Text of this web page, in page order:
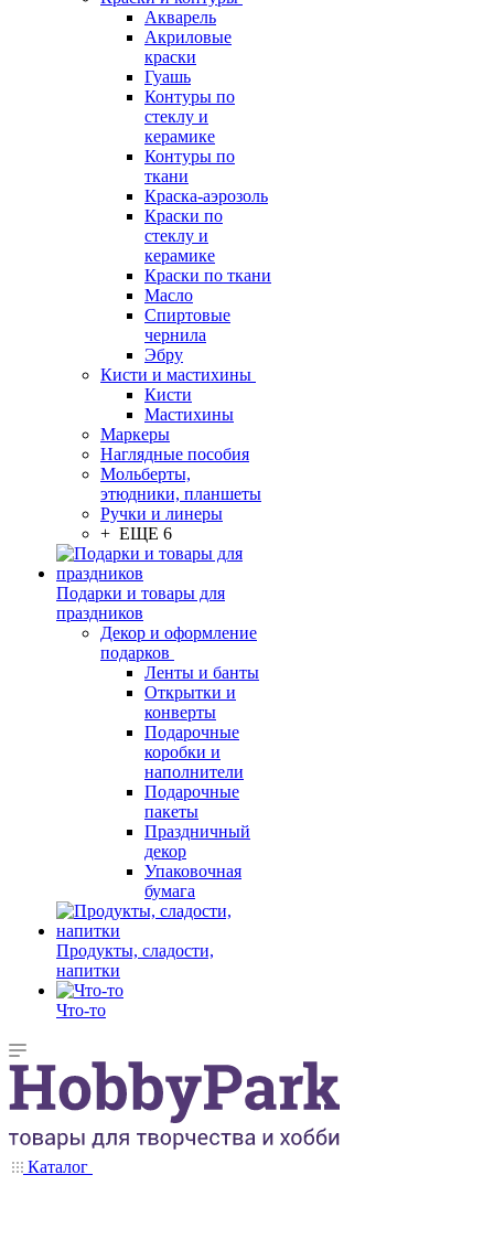
Акварель
Акриловые
краски
Гуашь
Контуры по
стеклу и
керамике
Контуры по
ткани
Краска-аэрозоль
Краски по
стеклу и
керамике
Краски по ткани
Масло
Спиртовые
чернила
Эбру
Кисти и мастихины
Кисти
Мастихины
Маркеры
Наглядные пособия
Мольберты,
этюдники, планшеты
Ручки и линеры
+ ЕЩЕ 6
Подарки и товары для
праздников
Декор и оформление
подарков
Ленты и банты
Открытки и
конверты
Подарочные
коробки и
наполнители
Подарочные
пакеты
Праздничный
декор
Упаковочная
бумага
Продукты, сладости,
напитки
Что-то
Каталог